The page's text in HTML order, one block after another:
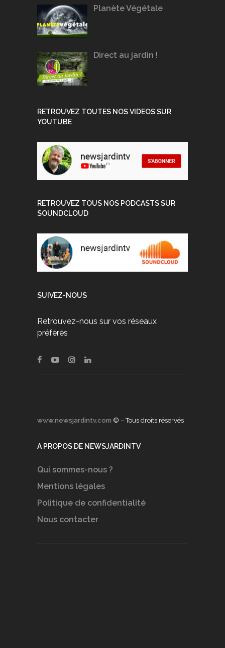
Planète Végétale
Direct au jardin !
RETROUVEZ TOUTES NOS VIDEOS SUR
YOUTUBE
RETROUVEZ TOUS NOS PODCASTS SUR
SOUNDCLOUD
SUIVEZ-NOUS
Retrouvez-nous sur vos réseaux
préférés
www.newsjardintv.com © – Tous droits réservés
A PROPOS DE NEWSJARDINTV
Qui sommes-nous ?
Mentions légales
Politique de confidentialité
Nous contacter